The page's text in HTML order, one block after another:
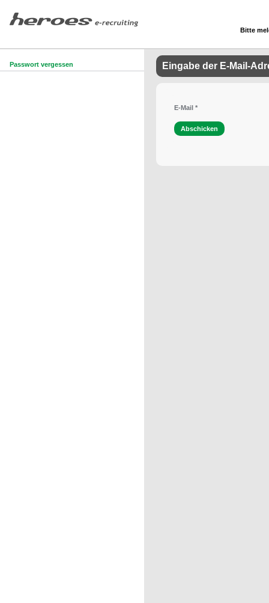
Bitte
Passwort vergessen Eingabe der E-Mail-
E-Mail *